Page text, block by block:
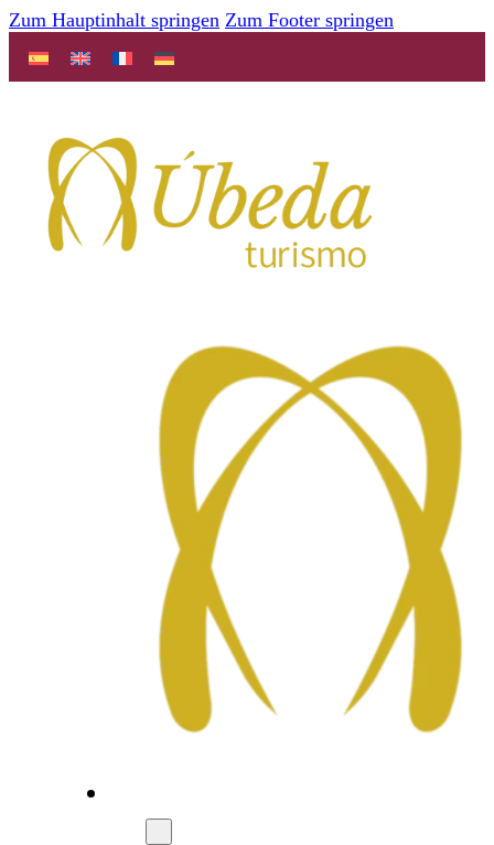
Zum Hauptinhalt springen Zum Footer springen